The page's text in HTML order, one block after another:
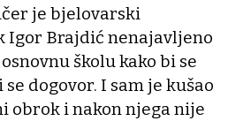
je bjelovarski
Igor Brajdić nenajavljeno
školu kako bi se
dogovor. I sam je kušao
obrok i nakon njega nije